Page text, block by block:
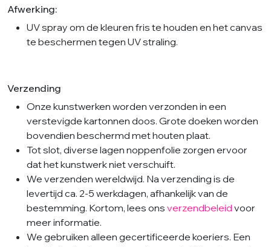
Afwerking:
UV spray om de kleuren fris te houden en het canvas
te beschermen tegen UV straling.
Verzending
Onze kunstwerken worden verzonden in een
verstevigde kartonnen doos. Grote doeken worden
bovendien beschermd met houten plaat.
Tot slot, diverse lagen noppenfolie zorgen ervoor
dat het kunstwerk niet verschuift.
We verzenden wereldwijd. Na verzending is de
levertijd ca. 2-5 werkdagen, afhankelijk van de
bestemming. Kortom, lees ons verzendbeleid voor
meer informatie.
We gebruiken alleen gecertificeerde koeriers. Een